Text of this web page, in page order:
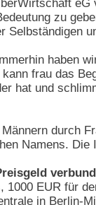
zu
haben
frau das
hat und
durch
Namens.
1000 EUR für
in Berlin-